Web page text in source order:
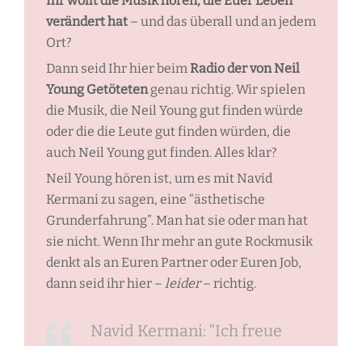
verändert hat – und das überall und an jedem
Ort?
Dann seid Ihr hier beim Radio der von Neil
Young Getötetengenau richtig. Wir spielen
die Musik, die Neil Young gut finden würde
oder die die Leute gut finden würden, die
auch Neil Young gut finden. Alles klar?
Neil Young hören ist, um es mit Navid
Kermani zu sagen, eine “ästhetische
Grunderfahrung”. Man hat sie oder man hat
sie nicht. Wenn Ihr mehr an gute Rockmusik
denkt als an Euren Partner oder Euren Job,
dann seid ihr hier – leider– richtig.
Navid Kermani: “Ich freue